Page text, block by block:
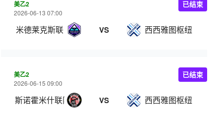
美乙2
2026-06-13 07:00
米德莱克斯联 VS 西西雅图枢纽
已结束
美乙2
2026-06-15 09:00
斯诺霍米什联队 VS 西西雅图枢纽
已结束